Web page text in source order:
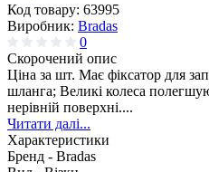
Код товару: 63995
Виробник: Bradas
0
Скорочений опис
Ціна за шт. Має фіксатор для
шланга; Великі колеса
нерівній поверхні....
Читати далі...
Характеристики
Бренд - Bradas